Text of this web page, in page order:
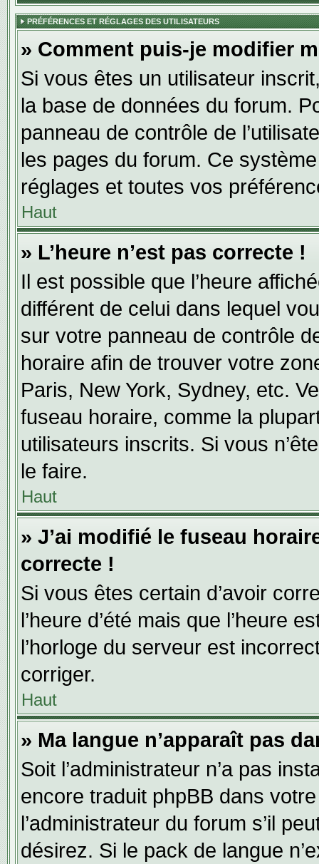
PRÉFÉRENCES ET RÉGLAGES DES UTILISATEURS
» Comment puis-je modifier
Si vous êtes un utilisateur
la base de données du forum.
panneau de contrôle de
les pages du forum. Ce
réglages et toutes vos
Haut
» L’heure n’est pas correcte !
Il est possible que l’heure
différent de celui dans lequel
sur votre panneau de contrôle
horaire afin de trouver votre
Paris, New York, Sydney, etc.
fuseau horaire, comme la
utilisateurs inscrits. Si vous
le faire.
Haut
» J’ai modifié le fuseau
correcte !
Si vous êtes certain d’avoir
l’heure d’été mais que l’heure
l’horloge du serveur est
corriger.
Haut
» Ma langue n’apparaît pas
Soit l’administrateur n’a pas
encore traduit phpBB dans
l’administrateur du forum s’il
désirez. Si le pack de langue